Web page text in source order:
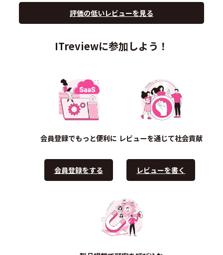
評価の低いレビューを見る
ITreviewに参加しよう！
会員登録でもっと便利に
会員登録をする
レビューを通じて社会貢献
レビューを書く